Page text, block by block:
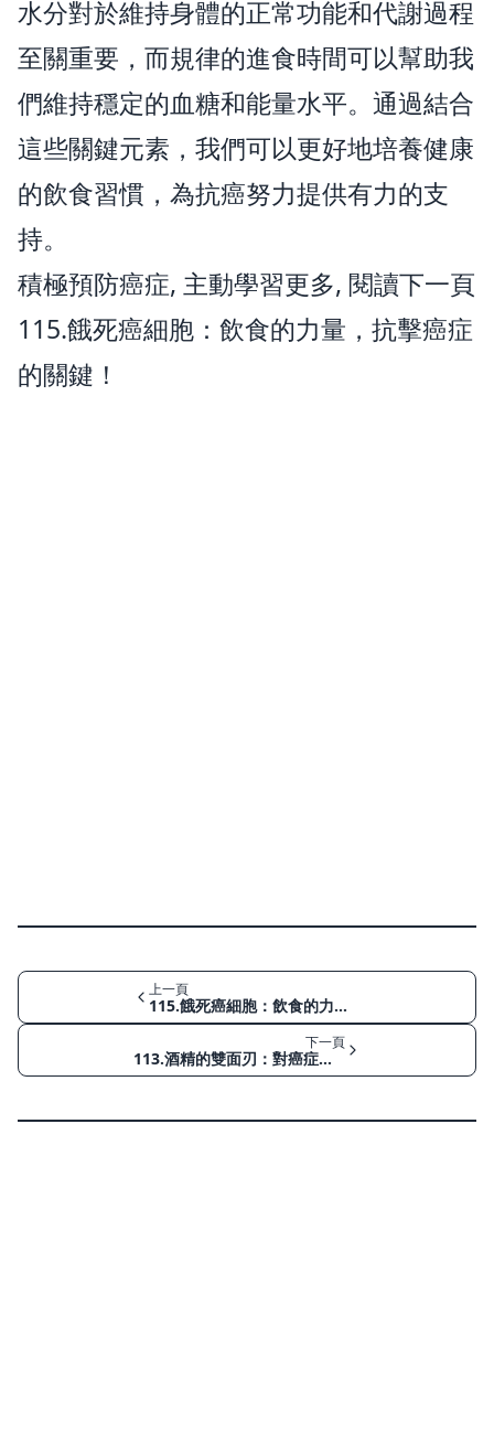
水分對於維持身體的正常功能和代謝過程
至關重要，而規律的進食時間可以幫助我
們維持穩定的血糖和能量水平。通過結合
這些關鍵元素，我們可以更好地培養健康
的飲食習慣，為抗癌努力提供有力的支
持。
積極預防癌症, 主動學習更多, 閱讀下一頁
115.餓死癌細胞：飲食的力量，抗擊癌症
的關鍵！
上一頁
115.餓死癌細胞：飲食的力量，抗擊癌症的關鍵！
下一頁
113.酒精的雙面刃：對癌症患者的影響